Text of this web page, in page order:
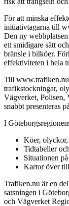
För att minska
initiativtagarna till
Den ny
ett smidigare sätt
bränsle i bilköer.
effektiviteten i hela
Till www.trafiken.nu
trafikstockningar,
Vägverket, Polisen,
snabbt presenteras
I
Köer, olyckor,
Tidtabeller
Situationen
Kartor över
Trafiken.nu är en
satsningen i
och Vägverket